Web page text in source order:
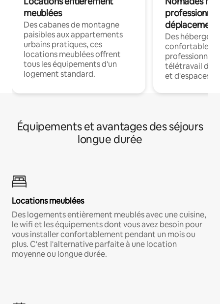
meublées
Des cabanes de montagne
paisibles aux appartements
urbains pratiques, ces
locations meublées offrent
tous les équipements d'un
logement standard.
déplacement
Des
confortables
professionnels
télétravail
et d'espaces
Équipements et avantages des séjours
longue durée
Locations meublées
Des logements entièrement meublés avec une cuisine,
le wifi et les équipements dont vous avez besoin pour
vous installer confortablement pendant un mois ou
plus. C'est l'alternative parfaite à une location
moyenne ou longue durée.